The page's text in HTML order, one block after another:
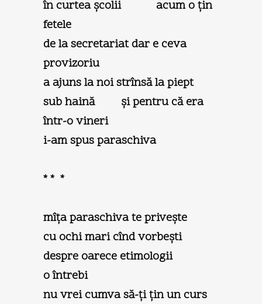
în curtea şcolii acum o țin
fetele
de la secretariat dar e ceva
provizoriu
a ajuns la noi strînsă la piept
sub haină şi pentru că era
într-o vineri
i-am spus paraschiva
* * *
mîța paraschiva te priveşte
cu ochi mari cînd vorbeşti
despre oarece etimologii
o întrebi
nu vrei cumva să-ți țin un curs